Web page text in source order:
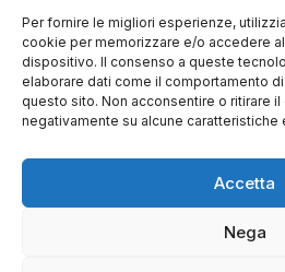
Per fornire le migliori esperienze,
cookie per memorizzare e/o accedere
dispositivo. Il consenso a queste
elaborare dati come il comportamento
questo sito. Non acconsentire o ritirare
negativamente su alcune caratteristiche
Accetta
Nega
Società sottoposta ad
coordinamento da parte di Coop
Sede legale: via Ragazzi del ’99
(RE)
Capitale sociale €
Diretta